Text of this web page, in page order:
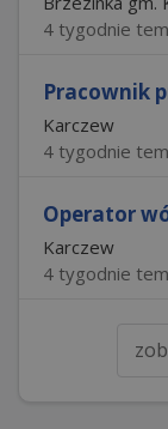
4 tygodnie
Pracownik
Karczew
4 tygodnie
Operator
Karczew
4 tygodnie